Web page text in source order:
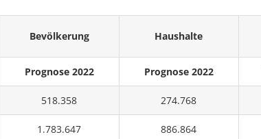
Bevölkerung Haushalte
Prognose 2022 Prognose 2022
518.358 274.768
1.783.647 886.864